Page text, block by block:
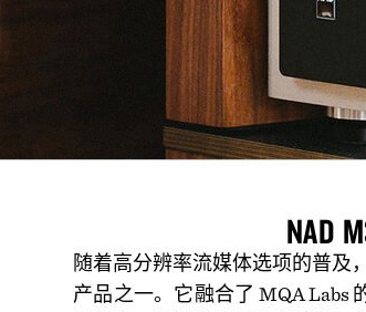
NAD
随着高分辨率流媒体选项的普及
产品之一。它融合了 MQA Labs